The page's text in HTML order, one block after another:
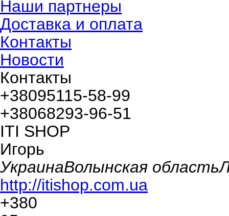
Наши партнеры
Доставка и оплата
Контакты
Новости
Контакты
+38095115-58-99
+38068293-96-51
ITI SHOP
Игорь
УкраинаВолынская область
http://itishop.com.ua
+380